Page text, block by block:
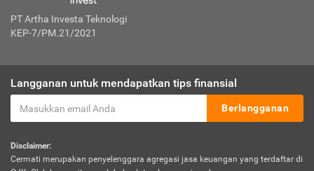
PT Artha Investa Teknologi
KEP-7/PM.21/2021
Langganan untuk mendapatkan tips finansial
Berlangganan
Disclaimer:
Cermati merupakan penyelenggara agregasi jasa keuangan yang terdaftar di